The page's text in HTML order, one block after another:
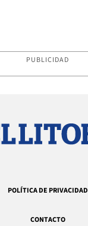
PUBLICIDAD
POLÍTICA DE PRIVACIDAD
CONTACTO